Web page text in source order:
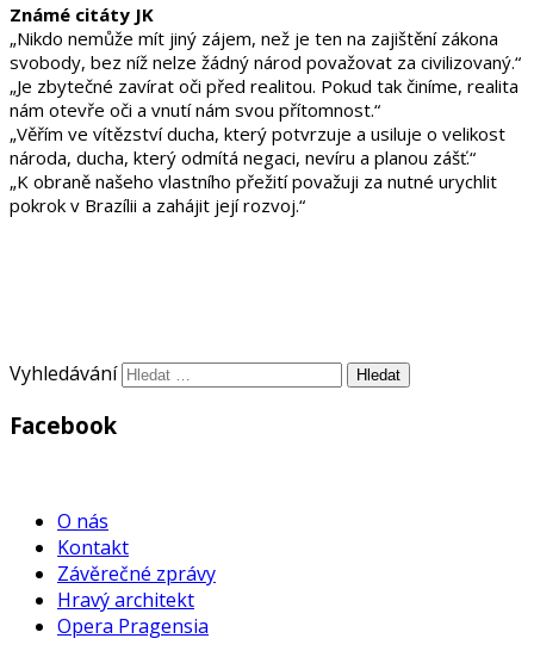
Známé citáty JK
„Nikdo nemůže mít jiný zájem, než je ten na zajištění zákona
svobody, bez níž nelze žádný národ považovat za civilizovaný.“
„Je zbytečné zavírat oči před realitou. Pokud tak činíme, realita
nám otevře oči a vnutí nám svou přítomnost.“
„Věřím ve vítězství ducha, který potvrzuje a usiluje o velikost
národa, ducha, který odmítá negaci, nevíru a planou zášť.“
„K obraně našeho vlastního přežití považuji za nutné urychlit
pokrok v Brazílii a zahájit její rozvoj.“
Vyhledávání
Facebook
O nás
Kontakt
Závěrečné zprávy
Hravý architekt
Opera Pragensia